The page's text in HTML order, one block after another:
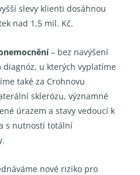
slevy klienti dosáhnou
nad 1,5 mil. Kč.
– bez navýšení
u kterých vyplatíme
také za Crohnovu
sklerózu, významné
úrazem a stavy vedoucí k
s nutností totální
nové riziko pro